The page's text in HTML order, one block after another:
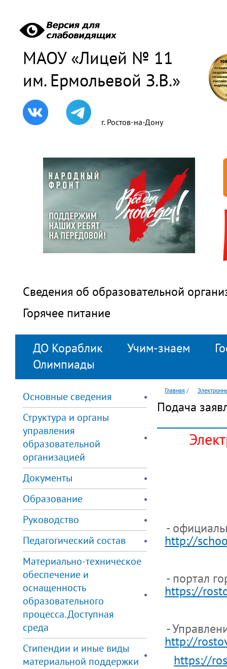
МАОУ «Лицей № 11
им. Ермольевой З.В.»
г. Ростов-на-Дону
Сведения об образовательной
Горячее питание
ДО Кораблик Учим-знаем
Олимпиады
Основные сведения
Структура и органы
управления
образовательной
организацией
Документы
Образование
Руководство
Педагогический состав
Материально-техническое
обеспечение и
оснащенность
образовательного
процесса. Доступная
среда
Стипендии и иные виды
материальной поддержки
Главная /
Подача
-
http://
- портал
https://
-
http://
https://